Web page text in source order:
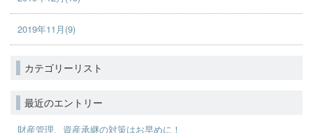
2019年11月(9)
カテゴリーリスト
最近のエントリー
財産管理、資産承継の対策はお早めに！